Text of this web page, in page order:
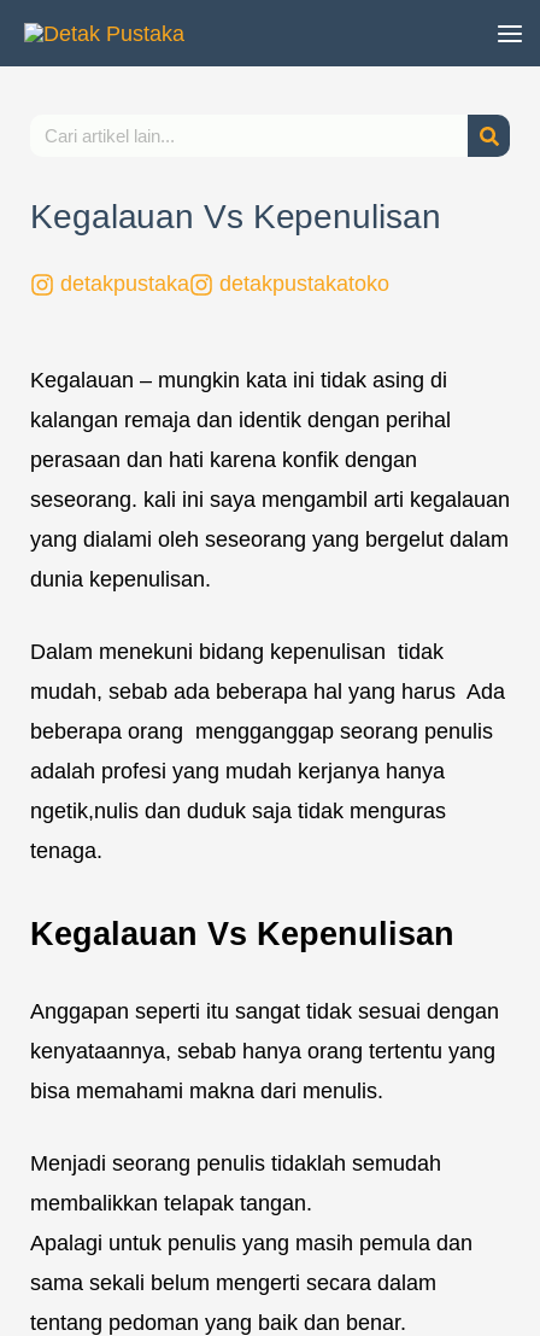
Lewati
Search
Kegalauan Vs Kepenulisan
detakpustaka detakpustakatoko
Kegalauan – mungkin kata ini tidak asing di
kalangan remaja dan identik dengan perihal
perasaan dan hati karena konfik dengan
seseorang. kali ini saya mengambil arti kegalauan
yang dialami oleh seseorang yang bergelut dalam
dunia kepenulisan.
Dalam menekuni bidang kepenulisan tidak
mudah, sebab ada beberapa hal yang harus Ada
beberapa orang mengganggap seorang penulis
adalah profesi yang mudah kerjanya hanya
ngetik,nulis dan duduk saja tidak menguras
tenaga.
Kegalauan Vs Kepenulisan
Anggapan seperti itu sangat tidak sesuai dengan
kenyataannya, sebab hanya orang tertentu yang
bisa memahami makna dari menulis.
Menjadi seorang penulis tidaklah semudah
membalikkan telapak tangan.
Apalagi untuk penulis yang masih pemula dan
sama sekali belum mengerti secara dalam
tentang pedoman yang baik dan benar.